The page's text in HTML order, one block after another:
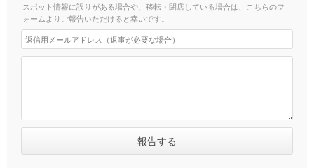
スポット情報に誤りがある場合や、移転・閉店している場合は、こちらのフ
ォームよりご報告いただけると幸いです。